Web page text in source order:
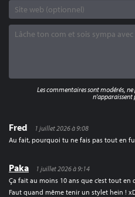
Fred
1 juillet 2026 à 9:08
Au fait, pourquoi tu ne fais pas tout en
Paka
1 juillet 2026 à 9:14
Ça fait au moins 10 ans que c’est tout
Faut quand même tenir un stylet hein !
Les commentaires sont modérés, ne
n'apparaissent